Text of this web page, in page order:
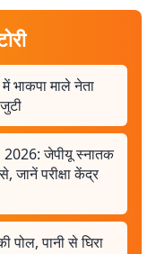
भाकपा माले नेता
जेपीयू स्नातक
जानें परीक्षा केंद्र
पोल, पानी से घिरा